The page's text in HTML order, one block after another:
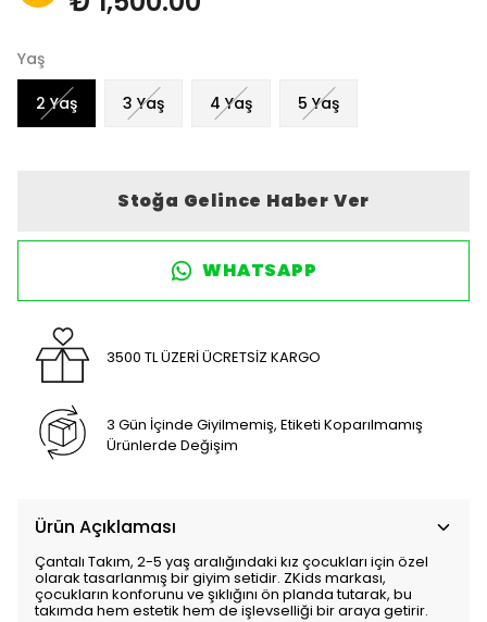
Yaş
2 Yaş 3 Yaş 4 Yaş 5 Yaş
Stoğa Gelince Haber Ver
WHATSAPP
3500 TL ÜZERİ ÜCRETSİZ KARGO
3 Gün İçinde Giyilmemiş, Etiketi Koparılmamış
Ürünlerde Değişim
Ürün Açıklaması
Çantalı Takım, 2-5 yaş aralığındaki kız çocukları için özel
olarak tasarlanmış bir giyim setidir. ZKids markası,
çocukların konforunu ve şıklığını ön planda tutarak, bu
takımda hem estetik hem de işlevselliği bir araya getirir.